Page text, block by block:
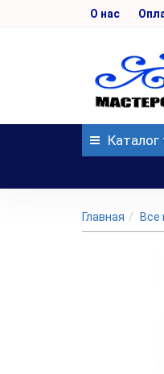
О нас
Каталог
Главная Все